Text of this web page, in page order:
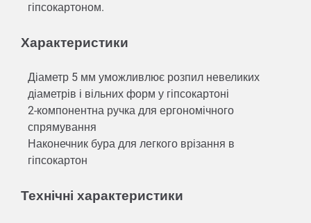
гіпсокартоном.
Характеристики
Діаметр 5 мм уможливлює розпил невеликих
діаметрів і вільних форм у гіпсокартоні
2-компонентна ручка для ергономічного
спрямування
Наконечник бура для легкого врізання в
гіпсокартон
Технічні характеристики